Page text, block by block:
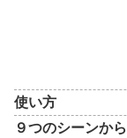
使い方
９つのシーンか